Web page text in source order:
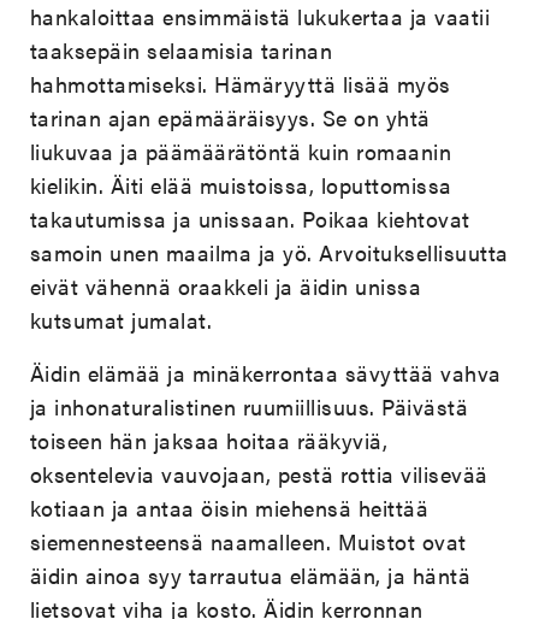
hankaloittaa ensimmäistä lukukertaa ja vaatii
taaksepäin selaamisia tarinan
hahmottamiseksi. Hämäryyttä lisää myös
tarinan ajan epämääräisyys. Se on yhtä
liukuvaa ja päämäärätöntä kuin romaanin
kielikin. Äiti elää muistoissa, loputtomissa
takautumissa ja unissaan. Poikaa kiehtovat
samoin unen maailma ja yö. Arvoituksellisuutta
eivät vähennä oraakkeli ja äidin unissa
kutsumat jumalat.
Äidin elämää ja minäkerrontaa sävyttää vahva
ja inhonaturalistinen ruumiillisuus. Päivästä
toiseen hän jaksaa hoitaa rääkyviä,
oksentelevia vauvojaan, pestä rottia vilisevää
kotiaan ja antaa öisin miehensä heittää
siemennesteensä naamalleen. Muistot ovat
äidin ainoa syy tarrautua elämään, ja häntä
lietsovat viha ja kosto. Äidin kerronnan